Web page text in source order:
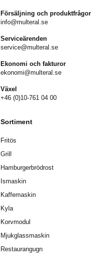
Försäljning och produktfrågor
info@multeral.se
Serviceärenden
service@multeral.se
Ekonomi och fakturor
ekonomi@multeral.se
Växel
+46 (0)10-761 04 00
Sortiment
Fritös
Grill
Hamburgerbrödrost
Ismaskin
Kaffemaskin
Kyla
Korvmodul
Mjukglassmaskin
Restaurangugn